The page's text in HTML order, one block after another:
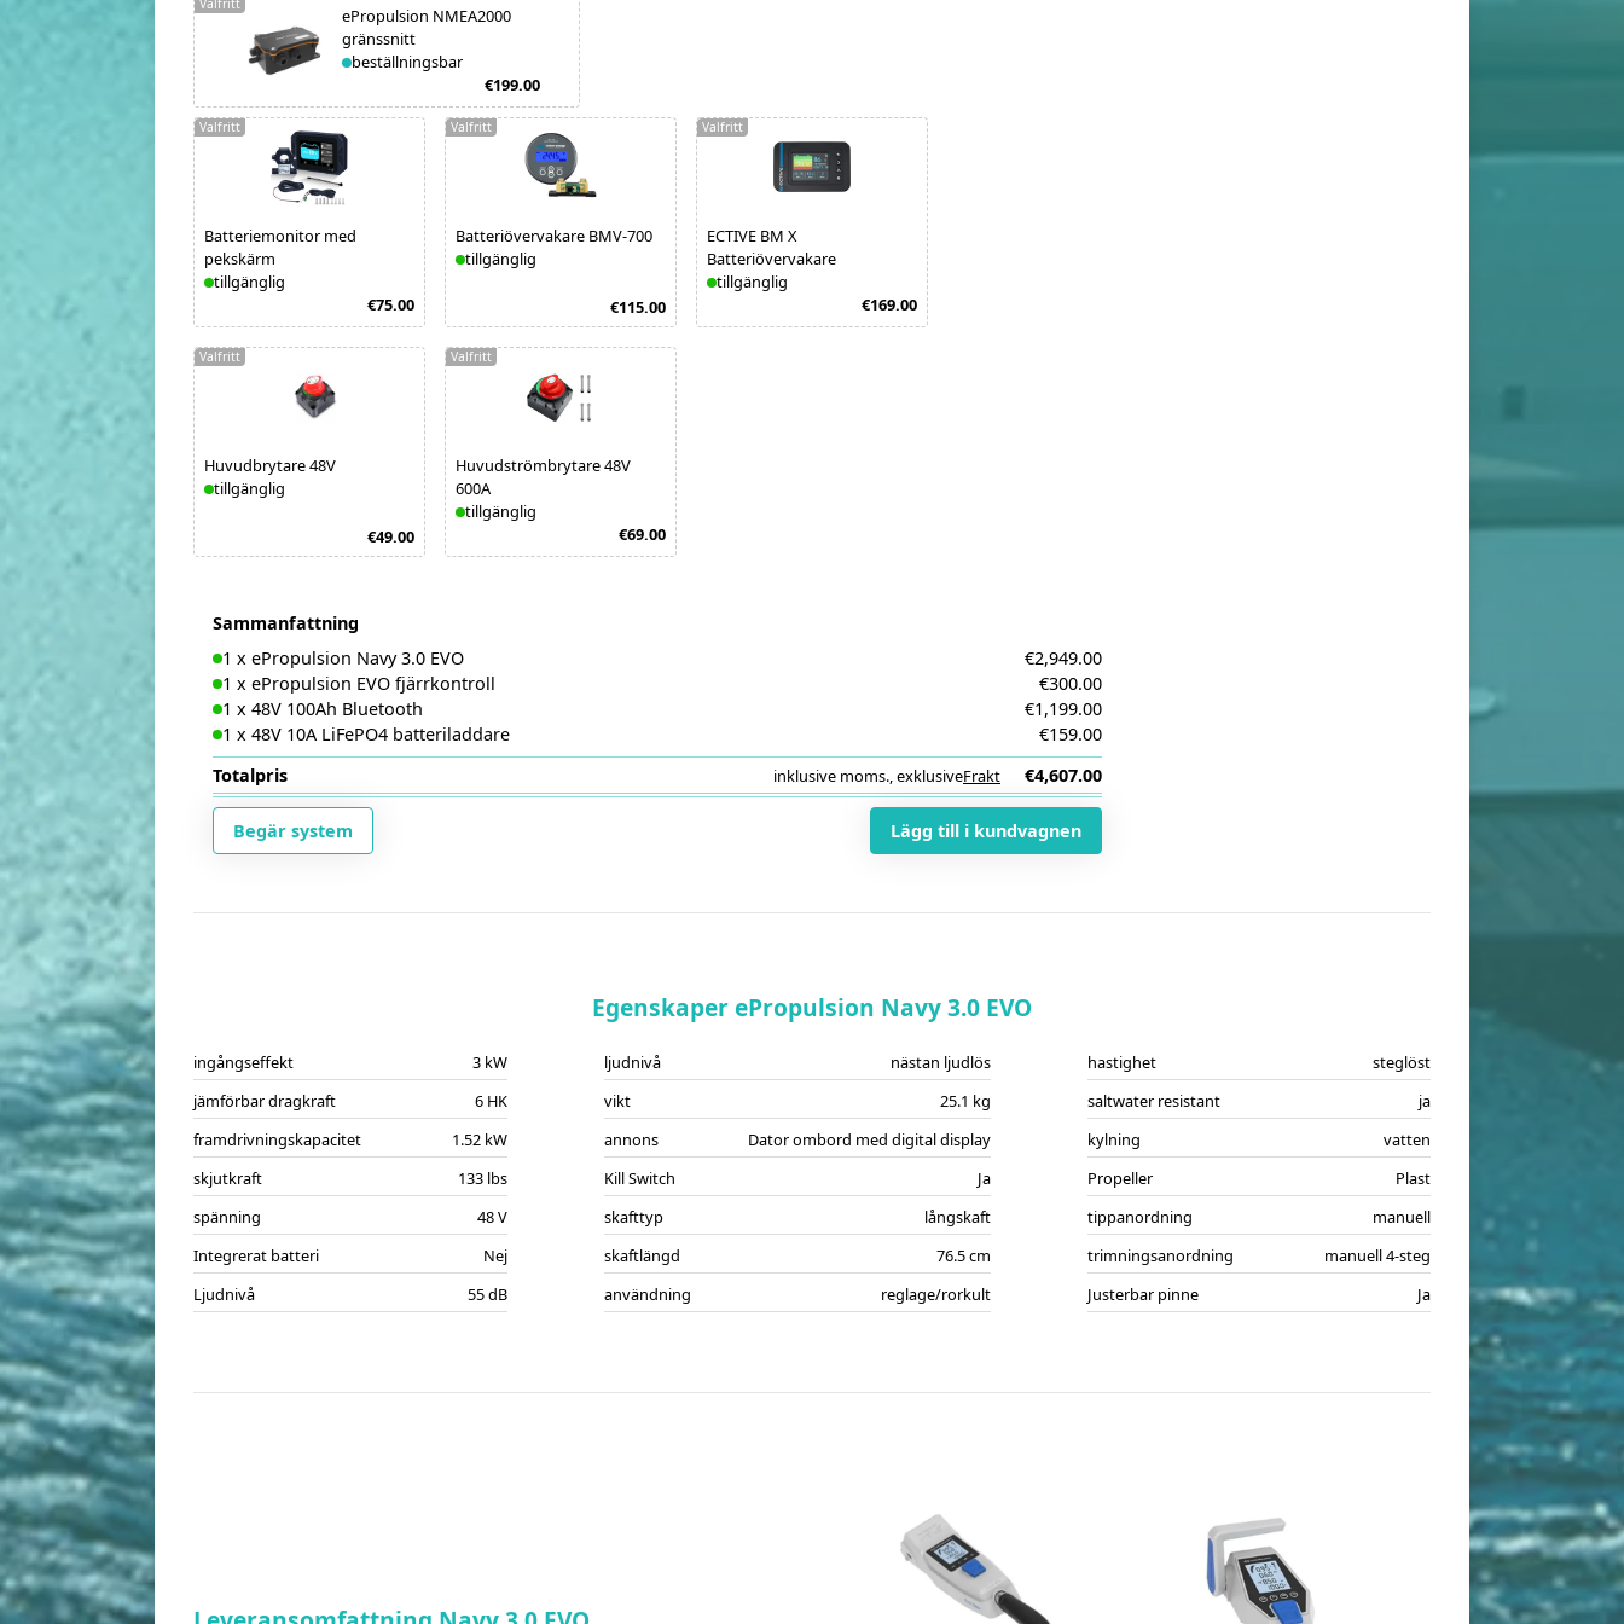
ePropulsion NMEA2000
gränssnitt
beställningsbar
€199.00
Valfritt
Batteriemonitor med
pekskärm
tillgänglig
€75.00
Valfritt
Batteriövervakare BMV-700
tillgänglig
€115.00
Valfritt
ECTIVE BM X
Batteriövervakare
tillgänglig
€169.00
Valfritt
Huvudbrytare 48V
tillgänglig
€49.00
Valfritt
Huvudströmbrytare 48V
600A
tillgänglig
€69.00
Valfritt
Sammanfattning
1 x ePropulsion Navy 3.0 EVO
€2,949.00
1 x ePropulsion EVO fjärrkontroll
€300.00
1 x 48V 100Ah Bluetooth
€1,199.00
1 x 48V 10A LiFePO4 batteriladdare
€159.00
Totalpris
inklusive moms.,exklusiveFrakt €4,607.00
Begär system Lägg till i kundvagnen
Egenskaper ePropulsion Navy 3.0 EVO
ingångseffekt
3 kW
jämförbar dragkraft
6 HK
framdrivningskapacitet
1.52 kW
skjutkraft
133 lbs
spänning
48 V
Integrerat batteri
Nej
Ljudnivå
55 dB
ljudnivå
nästan ljudlös
vikt
25.1 kg
annons
Dator ombord med digital display
Kill Switch
Ja
skafttyp
långskaft
skaftlängd
76.5 cm
användning
reglage/rorkult
hastighet
steglöst
saltwater resistant
ja
kylning
vatten
Propeller
Plast
tippanordning
manuell
trimningsanordning
manuell 4-steg
Justerbar pinne
Ja